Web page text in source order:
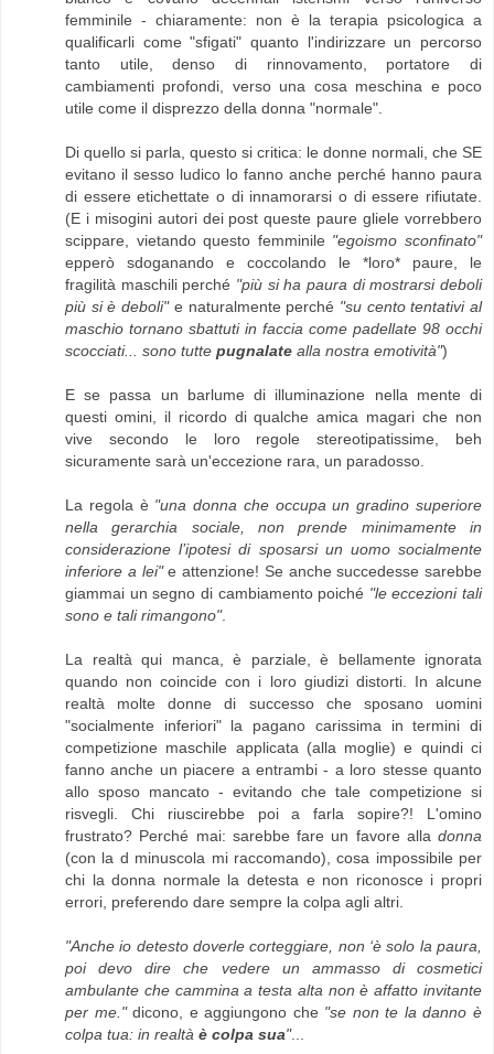
femminile - chiaramente: non è la terapia psicologica a
qualificarli come "sfigati" quanto l'indirizzare un percorso
tanto utile, denso di rinnovamento, portatore di
cambiamenti profondi, verso una cosa meschina e poco
utile come il disprezzo della donna "normale".
Di quello si parla, questo si critica: le donne normali, che SE
evitano il sesso ludico lo fanno anche perché hanno paura
di essere etichettate o di innamorarsi o di essere rifiutate.
(E i misogini autori dei post queste paure gliele vorrebbero
scippare, vietando questo femminile "egoismo sconfinato"
epperò sdoganando e coccolando le *loro* paure, le
fragilità maschili perché "più si ha paura di mostrarsi deboli
più si è deboli"e naturalmente perché "su cento tentativi al
maschio tornano sbattuti in faccia come padellate 98 occhi
scocciati... sono tutte pugnalate alla nostra emotività")
E se passa un barlume di illuminazione nella mente di
questi omini, il ricordo di qualche amica magari che non
vive secondo le loro regole stereotipatissime, beh
sicuramente sarà un'eccezione rara, un paradosso.
La regola è "una donna che occupa un gradino superiore
nella gerarchia sociale, non prende minimamente in
considerazione l’ipotesi di sposarsi un uomo socialmente
inferiore a lei"e attenzione! Se anche succedesse sarebbe
giammai un segno di cambiamento poiché "le eccezioni tali
sono e tali rimangono".
La realtà qui manca, è parziale, è bellamente ignorata
quando non coincide con i loro giudizi distorti. In alcune
realtà molte donne di successo che sposano uomini
"socialmente inferiori" la pagano carissima in termini di
competizione maschile applicata (alla moglie) e quindi ci
fanno anche un piacere a entrambi - a loro stesse quanto
allo sposo mancato - evitando che tale competizione si
risvegli. Chi riuscirebbe poi a farla sopire?! L'omino
frustrato? Perché mai: sarebbe fare un favore alla donna
(con la d minuscola mi raccomando), cosa impossibile per
chi la donna normale la detesta e non riconosce i propri
errori, preferendo dare sempre la colpa agli altri.
"Anche io detesto doverle corteggiare, non ‘è solo la paura,
poi devo dire che vedere un ammasso di cosmetici
ambulante che cammina a testa alta non è affatto invitante
per me."dicono, e aggiungono che "se non te la danno è
colpa tua: in realtà è colpa sua"...